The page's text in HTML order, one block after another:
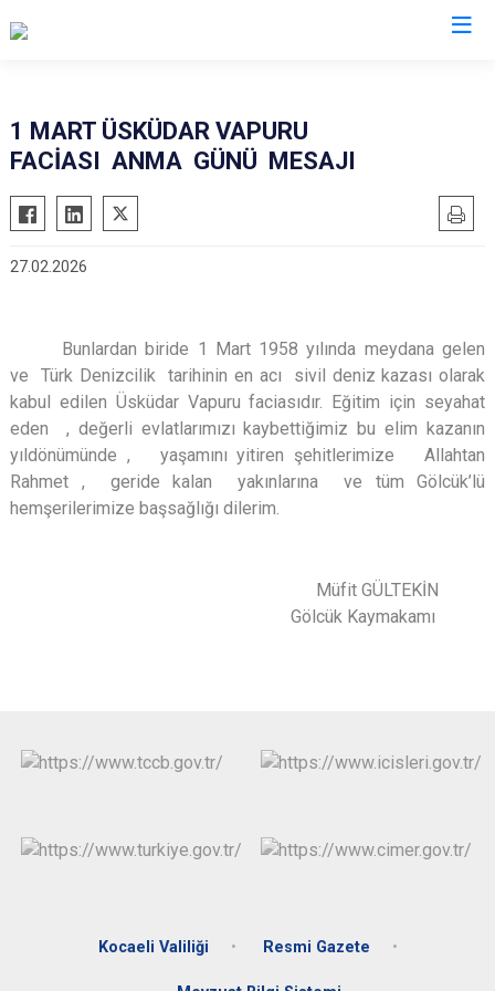
Gebze
Gölcük
Karamürsel
Başiskele
Kartepe
1 MART ÜSKÜDAR VAPURU
FACİASI ANMA GÜNÜ MESAJI
27.02.2026
Bunlardan biride 1 Mart 1958 yılında meydana gelen
veTürk Denizcilik tarihinin en acı sivil deniz kazası olarak
kabul edilen Üsküdar Vapuru faciasıdır. Eğitim için seyahat
eden , değerli evlatlarımızı kaybettiğimiz bu elim kazanın
yıldönümünde , yaşamını yitiren şehitlerimize Allahtan
Rahmet , geride kalan yakınlarına ve tüm Gölcük’lü
hemşerilerimize başsağlığı dilerim.
Müfit GÜLTEKİN
Gölcük Kaymakamı
Kocaeli Valiliği Resmi Gazete